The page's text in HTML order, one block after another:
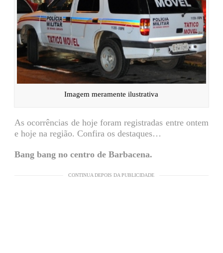
Imagem meramente ilustrativa
As ocorrências de hoje foram registradas entre ontem
e hoje na região. Confira os destaques…
Bang bang no centro de Barbacena.
CONTINUA DEPOIS DA PUBLICIDADE